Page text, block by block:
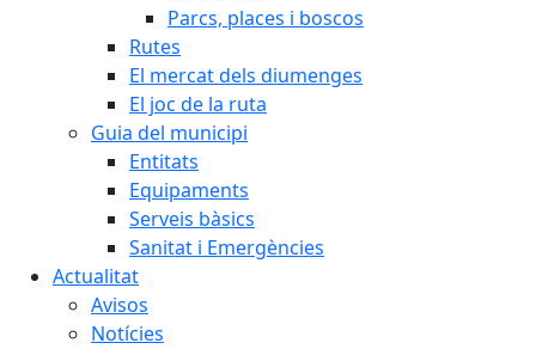
Parcs, places i boscos
Rutes
El mercat dels diumenges
El joc de la ruta
Guia del municipi
Entitats
Equipaments
Serveis bàsics
Sanitat i Emergències
Actualitat
Avisos
Notícies